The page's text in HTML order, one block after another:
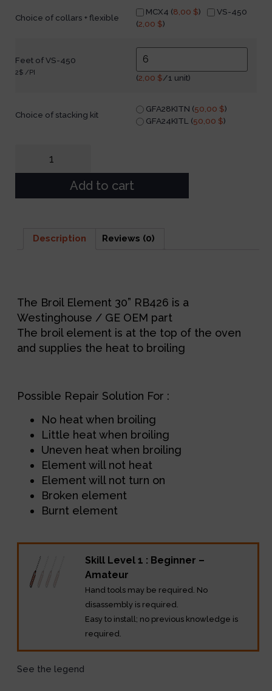
Choice of collars + flexible
MCX4 (8,00 $)
VS-450
(2,00 $)
Feet of VS-450
2$ /PI
(2,00 $/1 unit)
Choice of stacking kit
GFA28KITN (50,00 $)
GFA24KITL (50,00 $)
Add to cart
Description Reviews (0)
The Broil Element 30” RB426 is a
Westinghouse / GE OEM part
The broil element is at the top of the oven
and supplies the heat to broiling
Possible Repair Solution For :
No heat when broiling
Little heat when broiling
Uneven heat when broiling
Element will not heat
Element will not turn on
Broken element
Burnt element
Skill Level 1 : Beginner –
Amateur
Hand tools may be required. No
disassembly is required.
Easy to install; no previous knowledge is
required.
See the legend